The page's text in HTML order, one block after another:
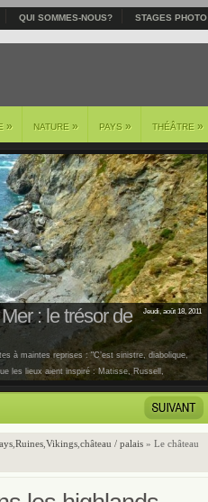
QUI SOMMES-NOUS? STAGES PHOTO
» NATURE » PAYS » THÉÂTRE »
Jeudi, août 18, 2011
: le trésor de
à maintes reprises : "C’est sinistre, diabolique,
les lieux aient inspiré : Matisse, Russell,
Ruines Vikings château / palais » Le château